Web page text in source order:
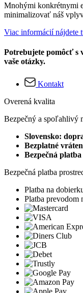
Mnohými konkrétnymi
minimalizovať náš
Viac informácií nájdete
Potrebujete pomôcť s
vaše otázky.
Kontakt
Overená kvalita
Bezpečný a spoľahlivý
Slovensko:
Bezplatné
Bezpečná platba
Bezpečná platba
Platba na
Platba prevodom